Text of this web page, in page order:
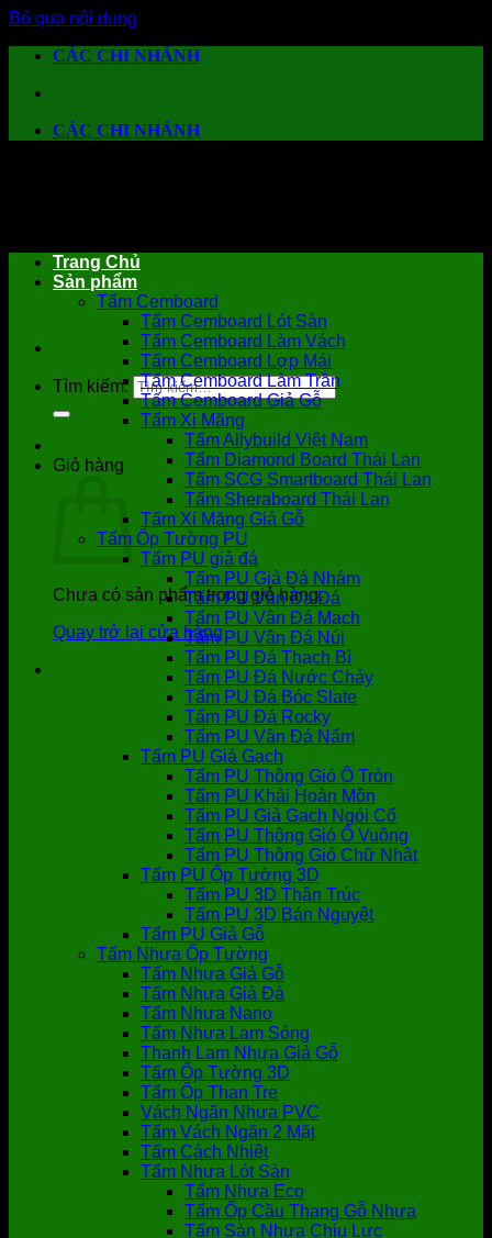
Bỏ qua nội dung
CÁC CHI NHÁNH
CÁC CHI NHÁNH
Tìm kiếm:
Giỏ hàng
Chưa có sản phẩm trong giỏ hàng.
Quay trở lại cửa hàng
Trang Chủ
Sản phẩm
Tấm Cemboard
Tấm Cemboard Lót Sàn
Tấm Cemboard Làm Vách
Tấm Cemboard Lợp Mái
Tấm Cemboard Làm Trần
Tấm Cemboard Giả Gỗ
Tấm Xi Măng
Tấm Allybuild Việt Nam
Tấm Diamond Board Thái Lan
Tấm SCG Smartboard Thái Lan
Tấm Sheraboard Thái Lan
Tấm Xi Măng Giả Gỗ
Tấm Ốp Tường PU
Tấm PU giả đá
Tấm PU Giả Đá Nhám
Tấm PU Vân Da Đá
Tấm PU Vân Đá Mạch
Tấm PU Vân Đá Núi
Tấm PU Đá Thạch Bì
Tấm PU Đá Nước Chảy
Tấm PU Đá Bóc Slate
Tấm PU Đá Rocky
Tấm PU Vân Đá Nấm
Tấm PU Giả Gạch
Tấm PU Thông Gió Ô Tròn
Tấm PU Khải Hoàn Môn
Tấm PU Giả Gạch Ngói Cổ
Tấm PU Thông Gió Ô Vuông
Tấm PU Thông Gió Chữ Nhật
Tấm PU Ốp Tường 3D
Tấm PU 3D Thân Trúc
Tấm PU 3D Bán Nguyệt
Tấm PU Giả Gỗ
Tấm Nhựa Ốp Tường
Tấm Nhựa Giả Gỗ
Tấm Nhựa Giả Đá
Tấm Nhựa Nano
Tấm Nhựa Lam Sóng
Thanh Lam Nhựa Giả Gỗ
Tấm Ốp Tường 3D
Tấm Ốp Than Tre
Vách Ngăn Nhựa PVC
Tấm Vách Ngăn 2 Mặt
Tấm Cách Nhiệt
Tấm Nhựa Lót Sàn
Tấm Nhựa Eco
Tấm Ốp Cầu Thang Gỗ Nhựa
Tấm Sàn Nhựa Chịu Lực